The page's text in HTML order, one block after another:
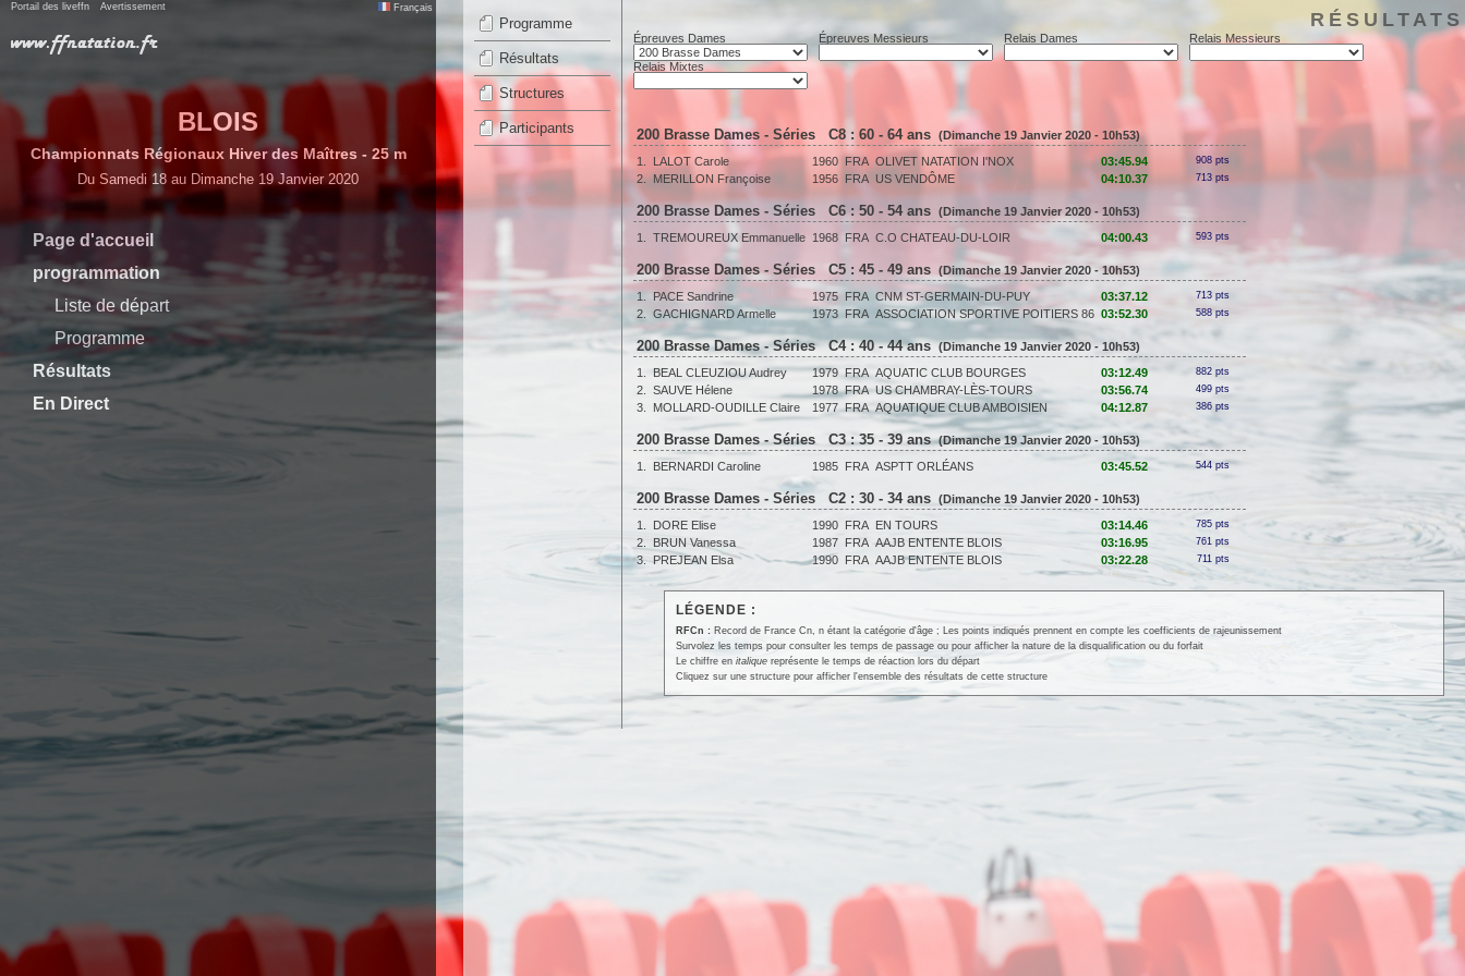
Portail des liveffn Avertissement Français
BLOIS
Championnats Régionaux Hiver des Maîtres - 25 m
Du Samedi 18 au Dimanche 19 Janvier 2020
Page d'accueil
programmation
Liste de départ
Programme
Résultats
En Direct
Programme
Résultats
Structures
Participants
RÉSULTATS
Épreuves Dames Épreuves Messieurs Relais Dames Relais Messieurs
Relais Mixtes
200 Brasse Dames - Séries C8 : 60 - 64 ans (Dimanche 19 Janvier 2020 - 10h53)
1.
LALOT Carole 1960 FRA OLIVET NATATION I'NOX 03:45.94 908 pts
2. MERILLON Françoise 1956 FRA US VENDÔME 04:10.37 713 pts
200 Brasse Dames - Séries C6 : 50 - 54 ans (Dimanche 19 Janvier 2020 - 10h53)
1.
TREMOUREUX Emmanuelle 1968 FRA C.O CHATEAU-DU-LOIR 04:00.43 593 pts
200 Brasse Dames - Séries C5 : 45 - 49 ans (Dimanche 19 Janvier 2020 - 10h53)
1.
PACE Sandrine 1975 FRA CNM ST-GERMAIN-DU-PUY 03:37.12 713 pts
2. GACHIGNARD Armelle 1973 FRA ASSOCIATION SPORTIVE POITIERS 86 03:52.30 588 pts
200 Brasse Dames - Séries C4 : 40 - 44 ans (Dimanche 19 Janvier 2020 - 10h53)
1.
BEAL CLEUZIOU Audrey 1979 FRA AQUATIC CLUB BOURGES 03:12.49 882 pts
2. SAUVE Hélene 1978 FRA US CHAMBRAY-LÈS-TOURS 03:56.74 499 pts
3. MOLLARD-OUDILLE Claire 1977 FRA AQUATIQUE CLUB AMBOISIEN 04:12.87 386 pts
200 Brasse Dames - Séries C3 : 35 - 39 ans (Dimanche 19 Janvier 2020 - 10h53)
1.
BERNARDI Caroline 1985 FRA ASPTT ORLÉANS 03:45.52 544 pts
200 Brasse Dames - Séries C2 : 30 - 34 ans (Dimanche 19 Janvier 2020 - 10h53)
1.
DORE Elise 1990 FRA EN TOURS 03:14.46 785 pts
2. BRUN Vanessa 1987 FRA AAJB ENTENTE BLOIS 03:16.95 761 pts
3. PREJEAN Elsa 1990 FRA AAJB ENTENTE BLOIS 03:22.28 711 pts
LÉGENDE :
RFCn : Record de France Cn, n étant la catégorie d'âge ; Les points indiqués prennent en compte les coefficients de rajeunissement
Survolez les temps pour consulter les temps de passage ou pour afficher la nature de la disqualification ou du forfait
Le chiffre en italiquereprésente le temps de réaction lors du départ
Cliquez sur une structure pour afficher l'ensemble des résultats de cette structure